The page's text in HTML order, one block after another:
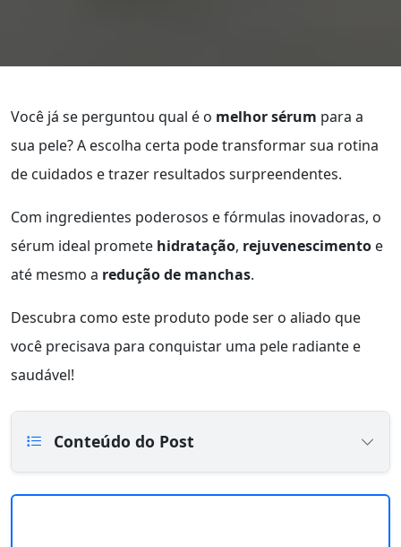
Você já se perguntou qual é o melhor sérum para a
sua pele? A escolha certa pode transformar sua rotina
de cuidados e trazer resultados surpreendentes.
Com ingredientes poderosos e fórmulas inovadoras, o
sérum ideal promete hidratação, rejuvenescimento e
até mesmo a redução de manchas.
Descubra como este produto pode ser o aliado que
você precisava para conquistar uma pele radiante e
saudável!
Conteúdo do Post